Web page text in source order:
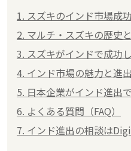
1. スズキのインド市場成
2. マルチ・スズキの歴史
3. スズキがインドで成功
4. インド市場の魅力と進
5. 日本企業がインド進出
6. よくある質問（FAQ）
7. インド進出の相談は